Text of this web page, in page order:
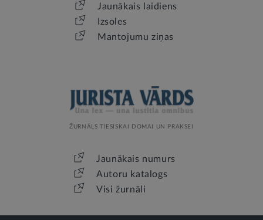
Jaunākais laidiens
Izsoles
Mantojumu ziņas
ŽURNĀLS TIESISKAI DOMAI UN PRAKSEI
Jaunākais numurs
Autoru katalogs
Visi žurnāli